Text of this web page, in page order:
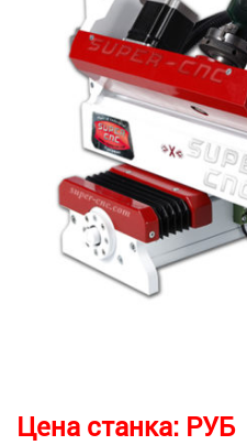
Цена станка: РУБ